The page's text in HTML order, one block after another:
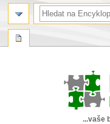
...vaše